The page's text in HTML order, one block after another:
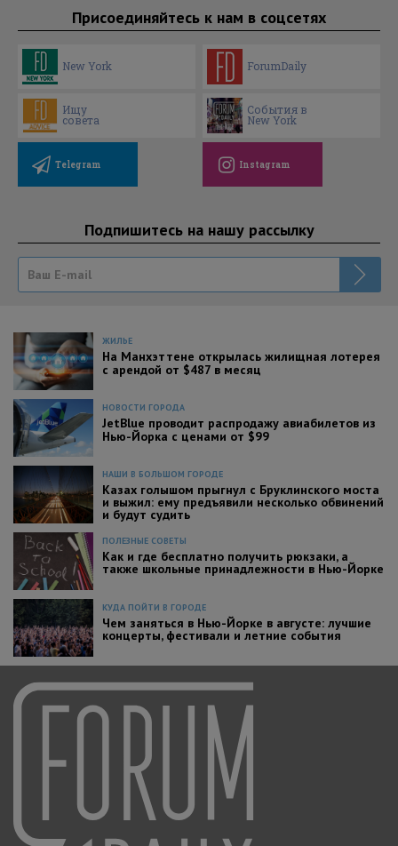
Присоединяйтесь к нам в соцсетях
New York ForumDaily
Ищу
совета
События в
New York
Telegram Instagram
Подпишитесь на нашу рассылку
ЖИЛЬЕ
На Манхэттене открылась жилищная лотерея
с арендой от $487 в месяц
НОВОСТИ ГОРОДА
JetBlue проводит распродажу авиабилетов из
Нью-Йорка с ценами от $99
ПОЛЕЗНЫЕ СОВЕТЫ
Как и где бесплатно получить рюкзаки, а
также школьные принадлежности в Нью-Йорке
НАШИ В БОЛЬШОМ ГОРОДЕ
Казах голышом прыгнул с Бруклинского моста
и выжил: ему предъявили несколько обвинений
и будут судить
КУДА ПОЙТИ В ГОРОДЕ
Чем заняться в Нью-Йорке в августе: лучшие
концерты, фестивали и летние события